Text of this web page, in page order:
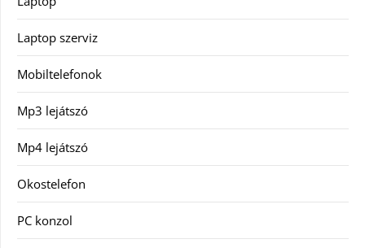
Laptop szerviz
Mobiltelefonok
Mp3 lejátszó
Mp4 lejátszó
Okostelefon
PC konzol